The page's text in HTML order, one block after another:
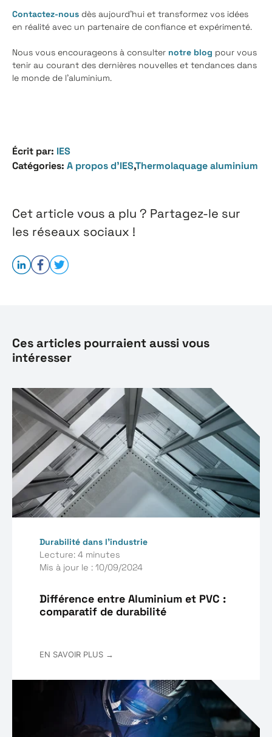
Contactez-nous dès aujourd'hui et transformez vos idées
en réalité avec un partenaire de confiance et expérimenté.
Nous vous encourageons à consulter notre blog pour vous
tenir au courant des dernières nouvelles et tendances dans
le monde de l'aluminium.
Écrit par: IES
Catégories: A propos d’IES,Thermolaquage aluminium
Cet article vous a plu ? Partagez-le sur
les réseaux sociaux !
Ces articles pourraient aussi vous
intéresser
Durabilité dans l'industrie
Lecture: 4 minutes
Mis à jour le : 10/09/2024
Différence entre Aluminium et PVC :
comparatif de durabilité
EN SAVOIR PLUS →